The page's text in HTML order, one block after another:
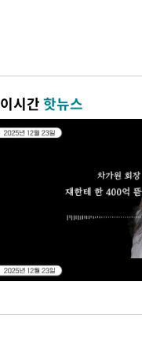
이시간핫뉴스